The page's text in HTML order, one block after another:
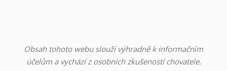
Obsah tohoto webu slouží výhradně k informačním
účelům a vychází z osobních zkušeností chovatele.